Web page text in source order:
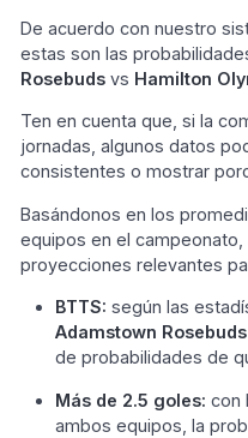
De acuerdo con nuestro
estas son las
Rosebuds vs Hamilton
Ten en cuenta que, si la
jornadas, algunos datos
consistentes o mostrar
Basándonos en los
equipos en el
proyecciones relevantes
BTTS: según las
Adamstown Rosebuds
de probabilidades de
Más de 2.5 goles: con
ambos equipos, la